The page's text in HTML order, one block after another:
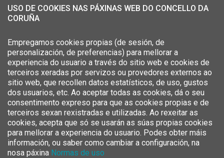
USO DE COOKIES NAS PÁXINAS WEB DO CONCELLO DA
CORUÑA
Empregamos cookies propias (de sesión, de
personalización, de preferencias) para mellorar a
experiencia do usuario a través do sitio web e cookies de
terceiros xeradas por servizos ou provedores externos ao
sitio web, que recollen datos estatísticos, de uso, gustos
dos usuarios, etc. Ao aceptar todas as cookies, dá o seu
consentimento expreso para que as cookies propias e de
terceiros sexan rexistradas e utilizadas. Ao rexeitar as
cookies, acepta que só se usarán as súas propias cookies
para mellorar a experiencia do usuario. Podes obter máis
información, ou saber como cambiar a configuración, na
nosa páxina Normas de uso